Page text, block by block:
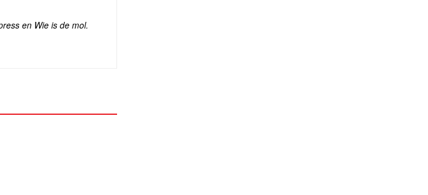
en Wie is de mol.